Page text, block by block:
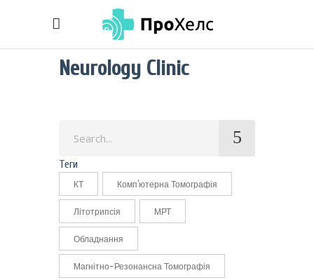
Neurology Clinic
Теги
КТ Комп'ютерна Томографія
Літотрипсія МРТ
Обладнання
Магнітно-Резонансна Томографія